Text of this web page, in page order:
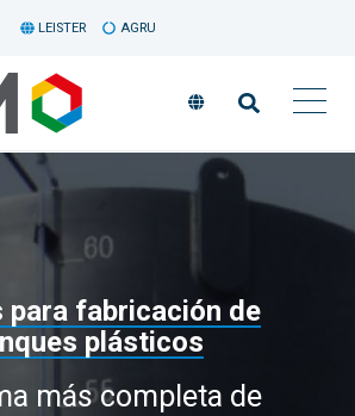
LEISTER AGRU
para fabricación de
plásticos
más completa de